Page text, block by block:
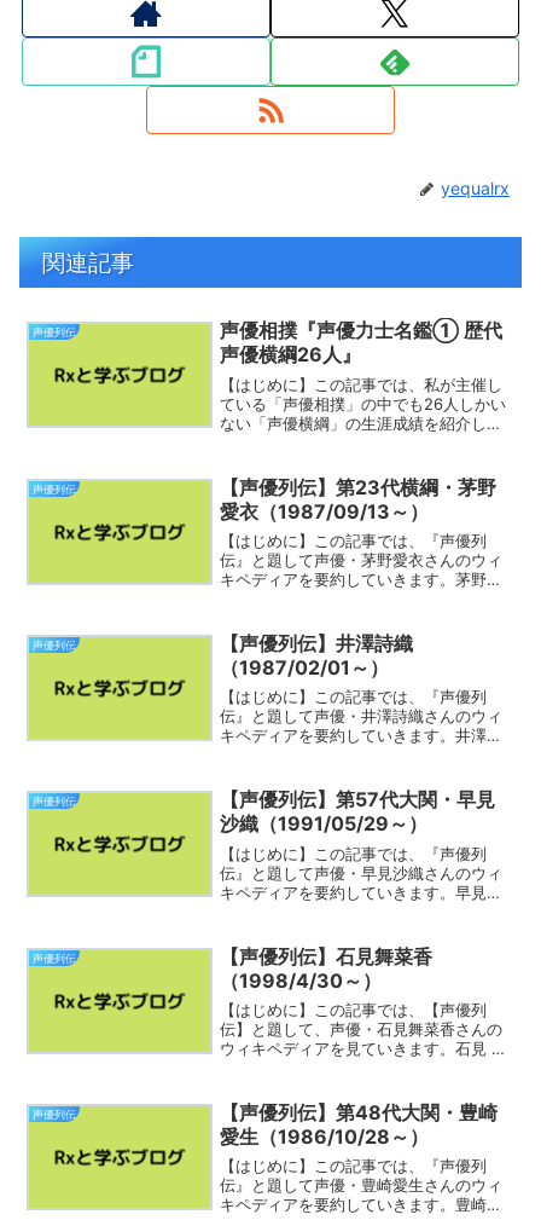
yequalrx
関連記事
声優列伝
声優相撲『声優力士名鑑① 歴代
声優横綱26人』
【はじめに】この記事では、私が主催し
ている「声優相撲」の中でも26人しかい
ない「声優横綱」の生涯成績を紹介して
和時代：９人（加藤みどり ～ 山田栄子）
1960年代：加藤...
声優列伝
【声優列伝】第23代横綱・茅野
愛衣（1987/09/13～）
【はじめに】この記事では、『声優列
伝』と題して声優・茅野愛衣さんのウィ
キペディアを要約していきます。茅野愛
ましょう！茅野 愛衣（かやの あい、
1987年9月13日- ）...
声優列伝
【声優列伝】井澤詩織
（1987/02/01～）
【はじめに】この記事では、『声優列
伝』と題して声優・井澤詩織さんのウィ
キペディアを要約していきます。井澤詩
井澤 詩織（いざわ しおり、1987年2月1
日 - ）は、日本...
声優列伝
【声優列伝】第57代大関・早見
沙織（1991/05/29～）
【はじめに】この記事では、『声優列
伝』と題して声優・早見沙織さんのウィ
キペディアを要約していきます。早見沙
早見 沙織（はやみ さおり、1991年5月29
日 - ）は、日...
声優列伝
【声優列伝】石見舞菜香
（1998/4/30～）
【はじめに】この記事では、【声優列
伝】と題して、声優・石見舞菜香さんの
ウィキペディアを見ていきます。石見 舞
クーンドッグ所属。石見舞菜香出典: フリ
ー百科事...
声優列伝
【声優列伝】第48代大関・豊崎
愛生（1986/10/28～）
【はじめに】この記事では、『声優列
伝』と題して声優・豊崎愛生さんのウィ
キペディアを要約していきます。豊崎愛